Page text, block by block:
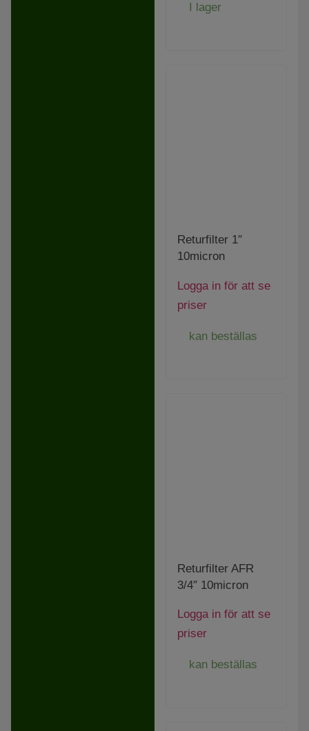
I lager
Returfilter 1″
10micron
Logga in för att se
priser
kan beställas
Returfilter AFR
3/4″ 10micron
Logga in för att se
priser
kan beställas